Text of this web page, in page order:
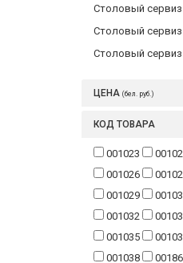
Столовый сервиз
Столовый сервиз
Столовый сервиз
ЦЕНА (бел. руб.)
КОД ТОВАРА
001023
001026
001029
001032
001035
001038